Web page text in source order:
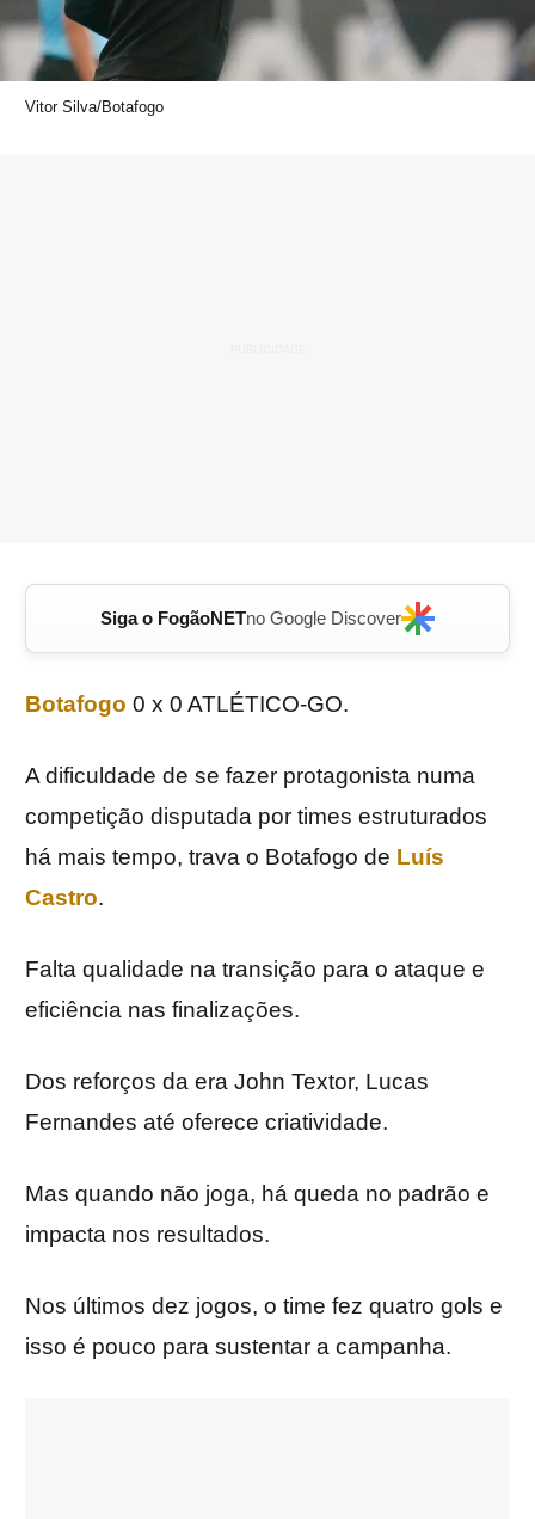
Vitor Silva/Botafogo
Siga o FogãoNETno Google Discover
Botafogo 0 x 0 ATLÉTICO-GO.
A dificuldade de se fazer protagonista numa
competição disputada por times estruturados
há mais tempo, trava o Botafogo de Luís
Castro.
Falta qualidade na transição para o ataque e
eficiência nas finalizações.
Dos reforços da era John Textor, Lucas
Fernandes até oferece criatividade.
Mas quando não joga, há queda no padrão e
impacta nos resultados.
Nos últimos dez jogos, o time fez quatro gols e
isso é pouco para sustentar a campanha.